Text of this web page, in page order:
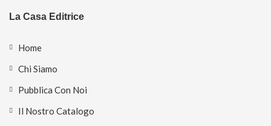
La Casa Editrice
Home
Chi Siamo
Pubblica Con Noi
Il Nostro Catalogo